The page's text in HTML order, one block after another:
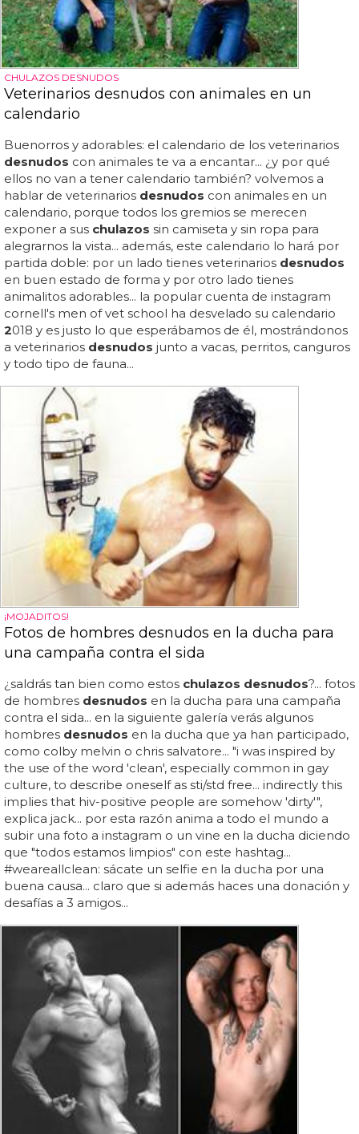
CHULAZOS DESNUDOS
Veterinarios desnudos con animales en un
calendario
Buenorros y adorables: el calendario de los veterinarios
desnudos con animales te va a encantar... ¿y por qué
ellos no van a tener calendario también? volvemos a
hablar de veterinarios desnudos con animales en un
calendario, porque todos los gremios se merecen
exponer a sus chulazos sin camiseta y sin ropa para
alegrarnos la vista... además, este calendario lo hará por
partida doble: por un lado tienes veterinarios desnudos
en buen estado de forma y por otro lado tienes
animalitos adorables... la popular cuenta de instagram
cornell's men of vet school ha desvelado su calendario
2018 y es justo lo que esperábamos de él, mostrándonos
a veterinarios desnudos junto a vacas, perritos, canguros
y todo tipo de fauna...
¡MOJADITOS!
Fotos de hombres desnudos en la ducha para
una campaña contra el sida
¿saldrás tan bien como estos chulazos desnudos?... fotos
de hombres desnudos en la ducha para una campaña
contra el sida... en la siguiente galería verás algunos
hombres desnudos en la ducha que ya han participado,
como colby melvin o chris salvatore... "i was inspired by
the use of the word 'clean', especially common in gay
culture, to describe oneself as sti/std free... indirectly this
implies that hiv-positive people are somehow 'dirty'",
explica jack... por esta razón anima a todo el mundo a
subir una foto a instagram o un vine en la ducha diciendo
que "todos estamos limpios" con este hashtag...
#weareallclean: sácate un selfie en la ducha por una
buena causa... claro que si además haces una donación y
desafías a 3 amigos...